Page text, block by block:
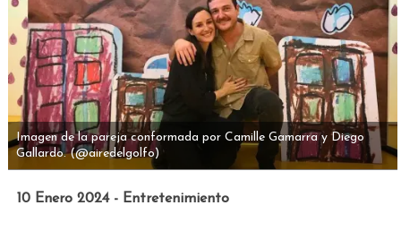
Imagen de la pareja conformada por Camille Gamarra y Diego
Gallardo. (@airedelgolfo)
10 Enero 2024 - Entretenimiento